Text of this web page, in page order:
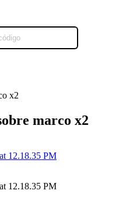
x2
marco x2